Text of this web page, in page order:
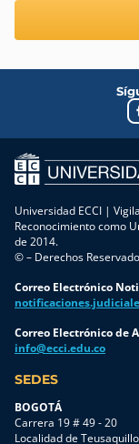
Universidad ECCI |
Reconocimiento como
de 2014.
© – Derechos
Correo Electrónico
Correo Electrónico de
info@ecci.edu.co
SEDES
BOGOTÁ
Carrera 19 # 49 - 20
Localidad de Teusaquillo